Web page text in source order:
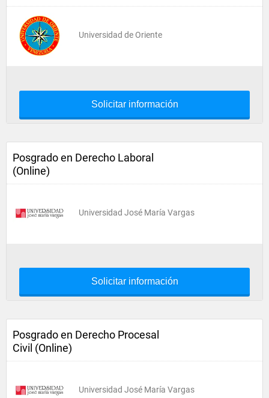
Universidad de Oriente
Solicitar información
Posgrado en Derecho Laboral
(Online)
Universidad José María Vargas
Solicitar información
Posgrado en Derecho Procesal
Civil (Online)
Universidad José María Vargas